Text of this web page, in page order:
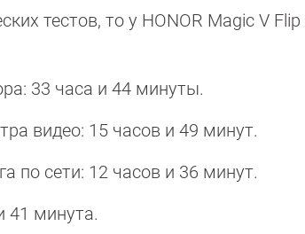
тестов, то у HONOR Magic V
33 часа и 44 минуты.
видео: 15 часов и 49 минут.
по сети: 12 часов и 36 минут.
41 минута.